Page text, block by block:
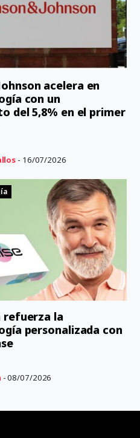
acelera en
con un
del 5,8% en el primer
- 16/07/2026
refuerza la
personalizada con
- 08/07/2026